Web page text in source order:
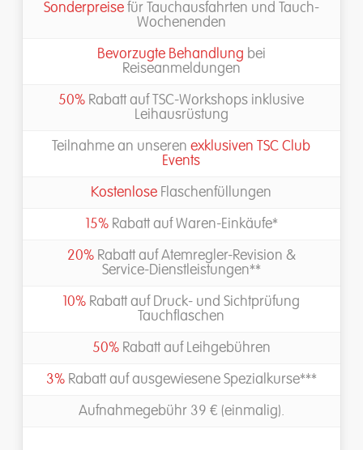
Sonderpreisefür Tauchausfahrten und Tauch-
Wochenenden
Bevorzugte Behandlung bei
Reiseanmeldungen
50% Rabatt auf TSC-Workshops inklusive
Leihausrüstung
Teilnahme an unserenexklusiven TSC Club
Events
Kostenlose Flaschenfüllungen
15%Rabatt auf Waren-Einkäufe*
20%Rabatt auf Atemregler-Revision &
Service-Dienstleistungen**
10% Rabatt auf Druck- und Sichtprüfung
Tauchflaschen
50%Rabatt auf Leihgebühren
3% Rabatt auf ausgewiesene Spezialkurse***
Aufnahmegebühr 39 € (einmalig).